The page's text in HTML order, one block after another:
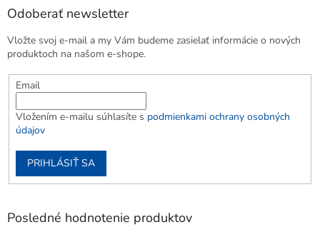
Odoberať newsletter
Vložte svoj e-mail a my Vám budeme zasielať informácie o nových
produktoch na našom e-shope.
Email
Vložením e-mailu súhlasíte s podmienkami ochrany osobných
údajov
PRIHLÁSIŤ SA
Posledné hodnotenie produktov